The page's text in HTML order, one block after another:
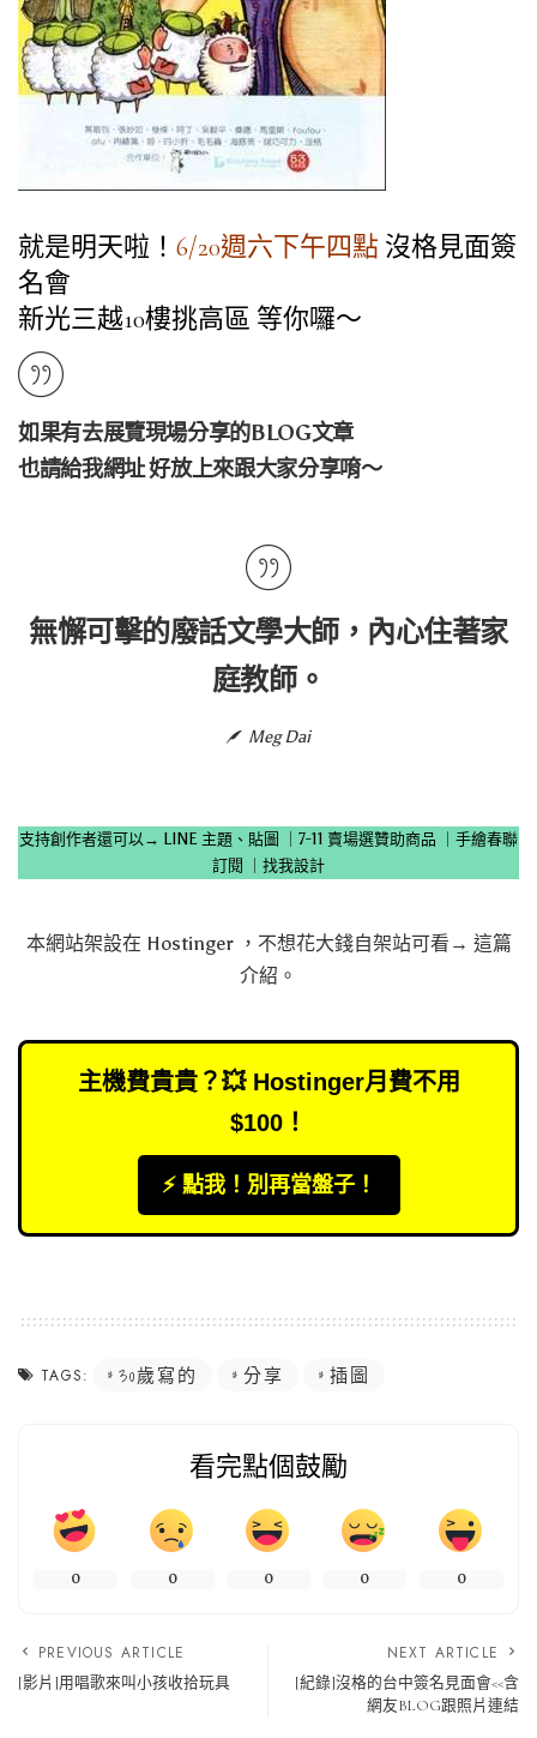
就是明天啦！ 6/20週六下午四點 沒格見面簽
名會
新光三越10樓挑高區 等你囉～
如果有去展覽現場分享的BLOG文章
也請給我網址 好放上來跟大家分享唷～
無懈可擊的廢話文學大師，內心住著家
庭教師。
Meg Dai
支持創作者還可以→ LINE 主題、貼圖 7-11 賣場選贊助商品
手繪春聯
訂閱
找我設計
本網站架設在 Hostinger，不想花大錢自架站可看→ 這篇
介紹 。
主機費貴貴？💥 Hostinger月費不用
$100！
⚡️ 點我！別再當盤子！
TAGS: 30歲寫的 分享 插圖
看完點個鼓勵
0 0 0 0 0
PREVIOUS ARTICLE
[影片]用唱歌來叫小孩收拾玩具
NEXT ARTICLE
[紀錄]沒格的台中簽名見面會<<含
網友BLOG跟照片連結